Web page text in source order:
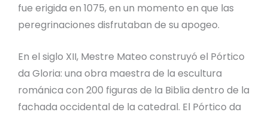
fue erigida en 1075, en un momento en que las
peregrinaciones disfrutaban de su apogeo.
En el siglo XII, Mestre Mateo construyó el Pórtico
da Gloria: una obra maestra de la escultura
románica con 200 figuras de la Biblia dentro de la
fachada occidental de la catedral. El Pórtico da